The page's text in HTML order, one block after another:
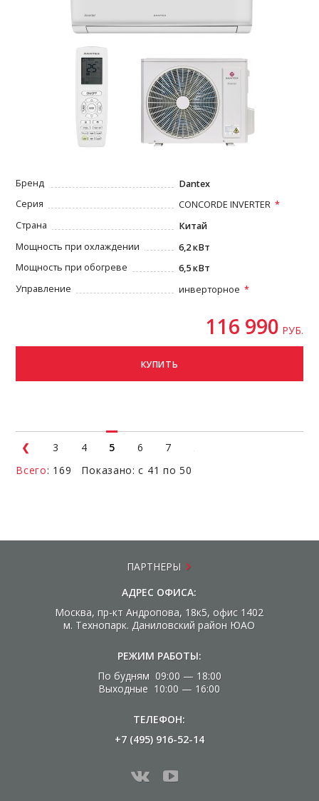
Бренд
Dantex
Серия
CONCORDE INVERTER
Страна
Китай
Мощность при охлаждении
6,2 кВт
Мощность при обогреве
6,5 кВт
Управление
инверторное
116 990 РУБ.
КУПИТЬ
3 4 5 6
7
Всего: 169 Показано: с 41 по 50
ПАРТНЕРЫ
АДРЕС ОФИСА:
Москва, пр-кт Андропова, 18к5, офис 1402
м. Технопарк. Даниловский район ЮАО
РЕЖИМ РАБОТЫ:
По будням 09:00 — 18:00
Выходные 10:00 — 16:00
ТЕЛЕФОН:
+7 (495) 916-52-14